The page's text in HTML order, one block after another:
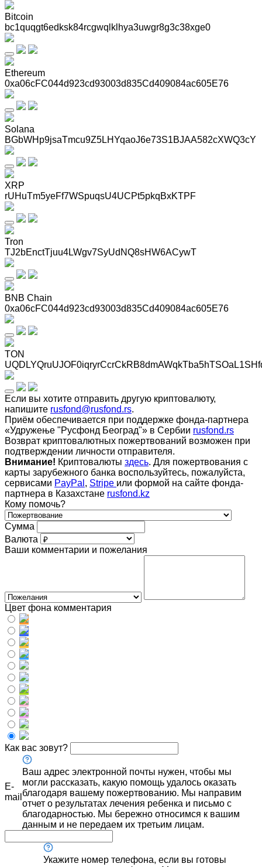
Bitcoin
bc1quqgt6edksk84rcgwqlklhya3uwgr8g3c38xge0
Ethereum
0xa06cFC044d923cd93003d835Cd409084ac605E76
Solana
BGbWHp9jsaTmcu9Z5LHYqaoJ6e73S1BJAA582cXWQ3cY
XRP
rUHuTm5yeFf7WSpuqsU4UCPt5pkqBxKTPF
Tron
TJ2bEnctTjuu4LWgv7SyUdNQ8sHW6ACywT
BNB Chain
0xa06cFC044d923cd93003d835Cd409084ac605E76
TON
Если вы хотите отправить другую криптовалюту,
напишите rusfond@rusfond.rs.
Приём обеспечивается при поддержке фонда-партнера
«Удружење "Русфонд Београд"» в Сербии rusfond.rs
Возврат криптовалютных пожертвований возможен при
подтверждении личности отправителя.
Внимание! Криптовалюты здесь. Для пожертвования с
карты зарубежного банка воспользуйтесь, пожалуйста,
сервисами PayPal , Stripe или формой на сайте фонда-
партнера в Казахстане rusfond.kz
Кому помочь?
Сумма
Валюта
Ваши комментарии и пожелания
Цвет фона комментария
Как вас зовут?
E-
mail
Ваш адрес электронной почты нужен, чтобы мы
могли рассказать, какую помощь удалось оказать
благодаря вашему пожертвованию. Мы направим
отчет о результатах лечения ребенка и письмо с
благодарностью. Мы бережно относимся к вашим
данным и не передаем их третьим лицам.
Укажите номер телефона, если вы готовы